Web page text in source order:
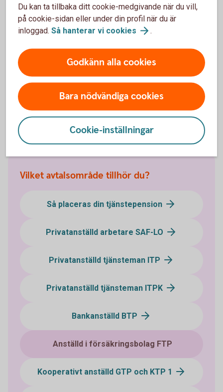
Gör ditt pensionsval
Läs mer om tjänstepension i försäkringsbranschen
och gör ditt val.
Valcentralen
Vilket avtalsområde tillhör du?
Så placeras din tjänstepension
Privatanställd arbetare SAF-LO
Privatanställd tjänsteman ITP
Privatanställd tjänsteman ITPK
Bankanställd BTP
Anställd i försäkringsbolag FTP
Kooperativt anställd GTP och KTP 1
Du kan ta tillbaka ditt cookie-medgivande när du vill,
på cookie-sidan eller under din profil när du är
inloggad. Så hanterar vi cookies .
Godkänn alla cookies
Bara nödvändiga cookies
Cookie-inställningar